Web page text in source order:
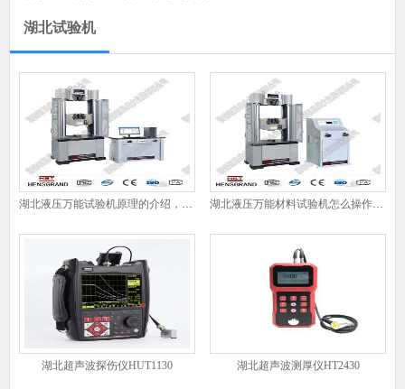
湖北试验机
湖北超声波探伤仪HUT1130 湖北超声波测厚仪HT2430